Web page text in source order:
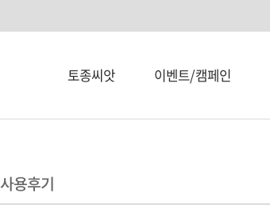
토종씨앗 이벤트/캠페인
사용후기